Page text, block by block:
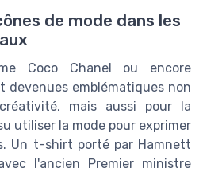
de mode dans les
Coco Chanel ou encore
devenues emblématiques non
mais aussi pour la
utiliser la mode pour exprimer
Un t-shirt porté par Hamnett
l'ancien Premier ministre